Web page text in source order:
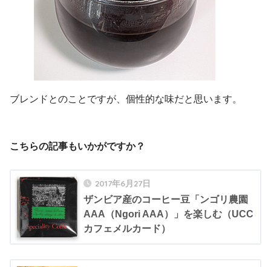
ブレンドとのことですが、個性的な味だと思います。
こちらの記事もいかがですか？
2017年6月27日
ザンビア産のコーヒー豆「ンゴリ農園
AAA（Ngori AAA）」を楽しむ（UCC
カフェメルカード）